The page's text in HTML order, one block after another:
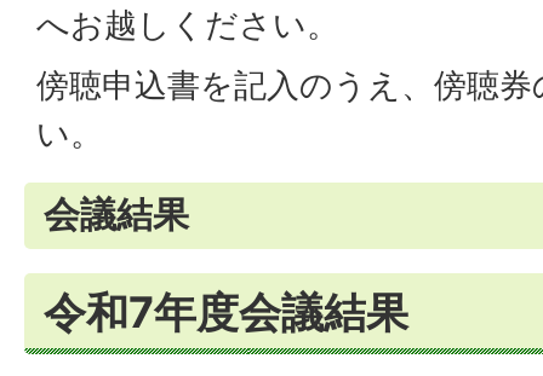
へお越しください。
傍聴申込書を記入のうえ、傍聴
い。
会議結果
令和7年度会議結果